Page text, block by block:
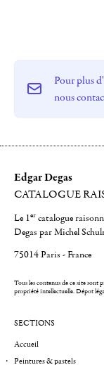
Pour plus
nous
Edgar Degas
CATALOGUE
Le 1er catalogue
Degas par Michel
75014 Paris - France
Tous les contenus de ce site sont
propriété intellectuelle.Dépot
SECTIONS
Accueil
Peintures & pastels